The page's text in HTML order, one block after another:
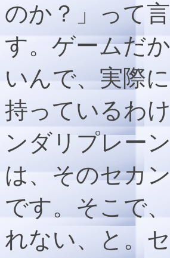
のか？」って
す。ゲームだ
いんで、実際
持っているわ
ンダリプレー
は、そのセカ
です。そこで
れない、と。